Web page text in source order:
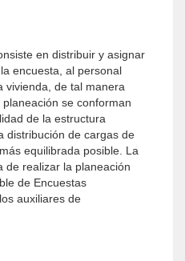
en distribuir y asignar
encuesta, al personal
vivienda, de tal manera
se conforman
de la estructura
distribución de cargas de
equilibrada posible. La
de realizar la planeación
de Encuestas
auxiliares de